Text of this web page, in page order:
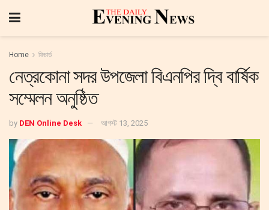
Home ফিচার্ড
নেত্রকোনা সদর উপজেলা বিএনপির দ্বি বার্ষিক
সম্মেলন অনুষ্ঠিত
by DEN Online Desk আগস্ট 13, 2025